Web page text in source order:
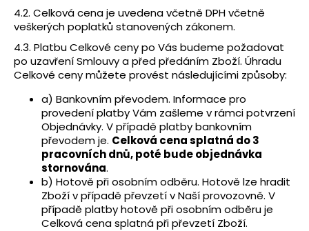
4.2. Celková cena je uvedena včetně DPH včetně
veškerých poplatků stanovených zákonem.
4.3. Platbu Celkové ceny po Vás budeme požadovat
po uzavření Smlouvy a před předáním Zboží. Úhradu
Celkové ceny můžete provést následujícími způsoby:
a) Bankovním převodem. Informace pro
provedení platby Vám zašleme v rámci potvrzení
Objednávky. V případě platby bankovním
převodem je. Celková cena splatná do 3
pracovních dnů, poté bude objednávka
stornována.
b) Hotově při osobním odběru. Hotově lze hradit
Zboží v případě převzetí v Naší provozovně. V
případě platby hotově při osobním odběru je
Celková cena splatná při převzetí Zboží.